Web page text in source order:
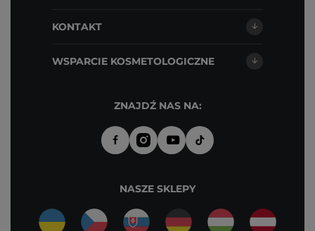
KONTAKT
WSPARCIE KOSMETOLOGICZNE
ZNAJDŹ NAS NA:
NASZE SKLEPY